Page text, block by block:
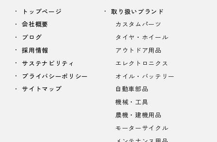
トップページ
会社概要
ブログ
採用情報
サステナビリティ
プライバシーポリシー
サイトマップ
取り扱いブランド
カスタムパーツ
タイヤ・ホイール
アウトドア用品
エレクトロニクス
オイル・バッテリー
自動車部品
機械・工具
農機・建機用品
モーターサイクル